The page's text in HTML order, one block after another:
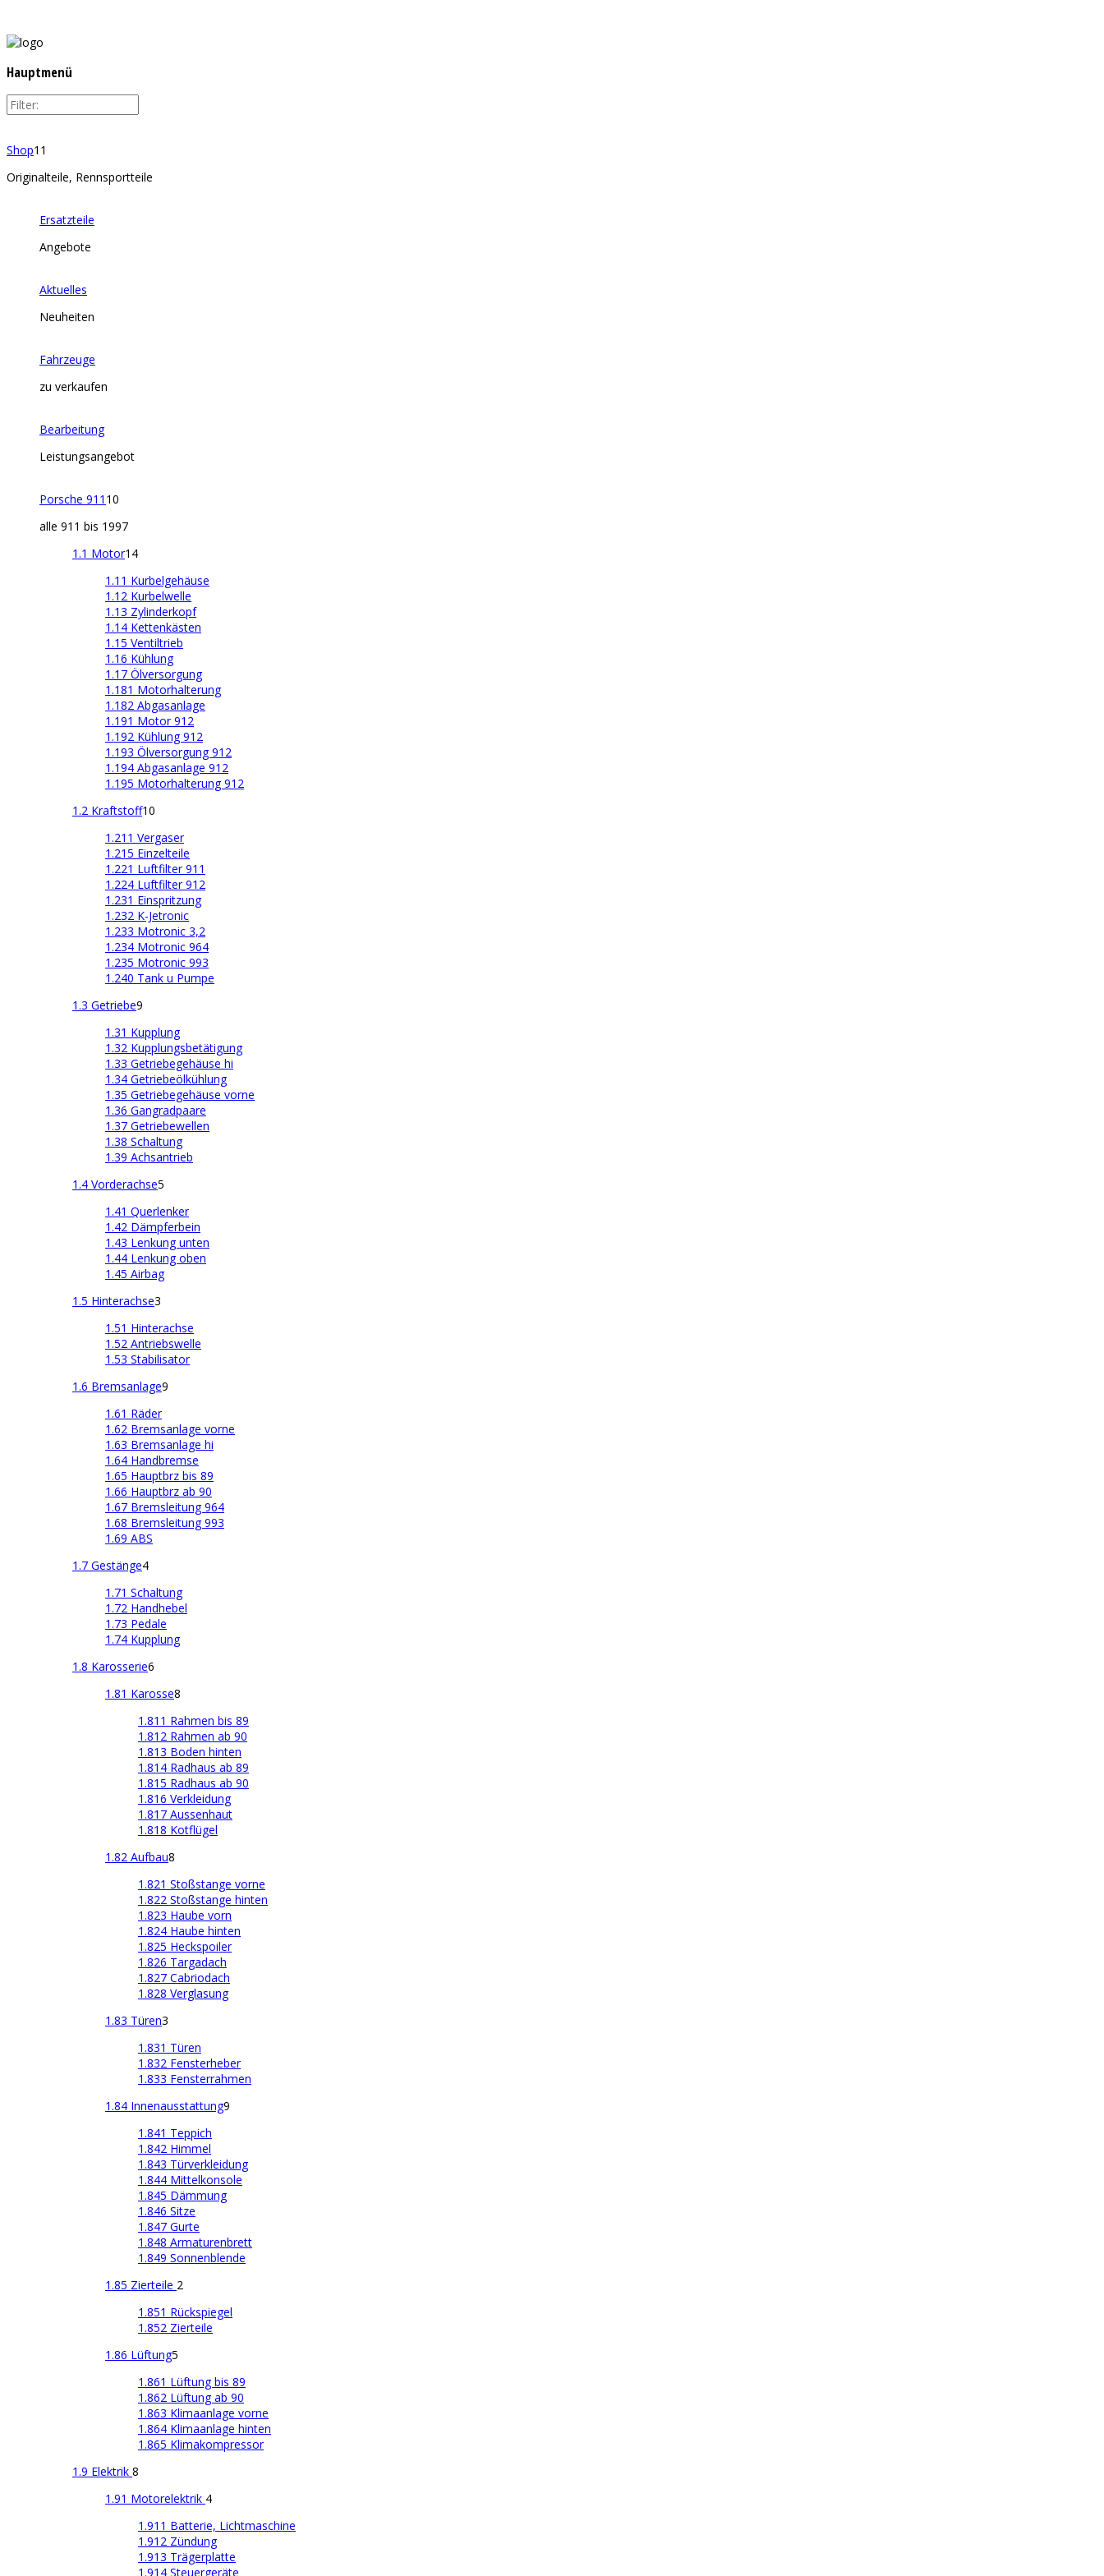
Hauptmenü
Shop11
Originalteile, Rennsportteile
Ersatzteile
Angebote
Aktuelles
Neuheiten
Fahrzeuge
zu verkaufen
Bearbeitung
Leistungsangebot
Porsche 911 10
alle 911 bis 1997
1.1 Motor14
1.11 Kurbelgehäuse
1.12 Kurbelwelle
1.13 Zylinderkopf
1.14 Kettenkästen
1.15 Ventiltrieb
1.16 Kühlung
1.17 Ölversorgung
1.181 Motorhalterung
1.182 Abgasanlage
1.191 Motor 912
1.192 Kühlung 912
1.193 Ölversorgung 912
1.194 Abgasanlage 912
1.195 Motorhalterung 912
1.2 Kraftstoff10
1.211 Vergaser
1.215 Einzelteile
1.221 Luftfilter 911
1.224 Luftfilter 912
1.231 Einspritzung
1.232 K-Jetronic
1.233 Motronic 3,2
1.234 Motronic 964
1.235 Motronic 993
1.240 Tank u Pumpe
1.3 Getriebe9
1.31 Kupplung
1.32 Kupplungsbetätigung
1.33 Getriebegehäuse hi
1.34 Getriebeölkühlung
1.35 Getriebegehäuse vorne
1.36 Gangradpaare
1.37 Getriebewellen
1.38 Schaltung
1.39 Achsantrieb
1.4 Vorderachse5
1.41 Querlenker
1.42 Dämpferbein
1.43 Lenkung unten
1.44 Lenkung oben
1.45 Airbag
1.5 Hinterachse3
1.51 Hinterachse
1.52 Antriebswelle
1.53 Stabilisator
1.6 Bremsanlage9
1.61 Räder
1.62 Bremsanlage vorne
1.63 Bremsanlage hi
1.64 Handbremse
1.65 Hauptbrz bis 89
1.66 Hauptbrz ab 90
1.67 Bremsleitung 964
1.68 Bremsleitung 993
1.69 ABS
1.7 Gestänge4
1.71 Schaltung
1.72 Handhebel
1.73 Pedale
1.74 Kupplung
1.8 Karosserie6
1.81 Karosse8
1.811 Rahmen bis 89
1.812 Rahmen ab 90
1.813 Boden hinten
1.814 Radhaus ab 89
1.815 Radhaus ab 90
1.816 Verkleidung
1.817 Aussenhaut
1.818 Kotflügel
1.82 Aufbau8
1.821 Stoßstange vorne
1.822 Stoßstange hinten
1.823 Haube vorn
1.824 Haube hinten
1.825 Heckspoiler
1.826 Targadach
1.827 Cabriodach
1.828 Verglasung
1.83 Türen3
1.831 Türen
1.832 Fensterheber
1.833 Fensterrahmen
1.84 Innenausstattung9
1.841 Teppich
1.842 Himmel
1.843 Türverkleidung
1.844 Mittelkonsole
1.845 Dämmung
1.846 Sitze
1.847 Gurte
1.848 Armaturenbrett
1.849 Sonnenblende
1.85 Zierteile 2
1.851 Rückspiegel
1.852 Zierteile
1.86 Lüftung5
1.861 Lüftung bis 89
1.862 Lüftung ab 90
1.863 Klimaanlage vorne
1.864 Klimaanlage hinten
1.865 Klimakompressor
1.9 Elektrik 8
1.91 Motorelektrik 4
1.911 Batterie, Lichtmaschine
1.912 Zündung
1.913 Trägerplatte
1.914 Steuergeräte